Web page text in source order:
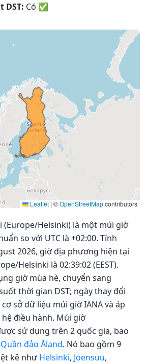
DST: Có ✅
Leaflet | ©OpenStreetMapcontributors
(Europe/Helsinki) là một múi giờ
so với UTC là +02:00. Tính
2026, giờ địa phương hiện tại
Helsinki là 02:39:02 (EEST).
giờ mùa hè, chuyển sang
thời gian DST; ngày thay đổi
sở dữ liệu múi giờ IANA và áp
điều hành. Múi giờ
sử dụng trên 2 quốc gia, bao
Quần đảo Åland. Nó bao gồm 9
kê nhưHelsinki, Joensuu,